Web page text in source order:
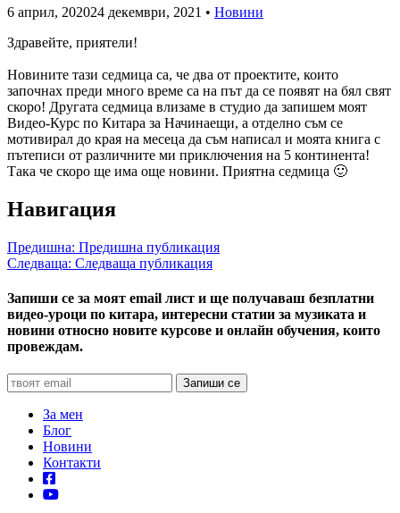
6 април, 202024 декември, 2021 • Новини
Здравейте, приятели!
Новините тази седмица са, че два от проектите, които
започнах преди много време са на път да се появят на бял свят
скоро! Другата седмица влизаме в студио да запишем моят
Видео-Курс по Китара за Начинаещи, а отделно съм се
мотивирал до края на месеца да съм написал и моята книга с
пътеписи от различните ми приключения на 5 континента!
Така че скоро ще има още новини. Приятна седмица 🙂
Навигация
Предишна: Предишна публикация
Следваща: Следваща публикация
Запиши се за моят email лист и ще получаваш безплатни
видео-уроци по китара, интересни статии за музиката и
новини относно новите курсове и онлайн обучения, които
провеждам.
За мен
Блог
Новини
Контакти